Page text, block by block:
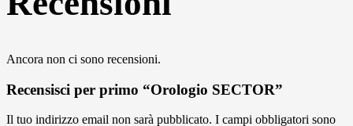
Ancora non ci sono recensioni.
Recensisci per primo “Orologio SECTOR”
Il tuo indirizzo email non sarà pubblicato. I campi obbligatori sono